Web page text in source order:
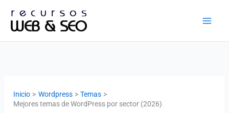
Inicio Wordpress
Temas
Mejores temas de WordPress por sector (2026)